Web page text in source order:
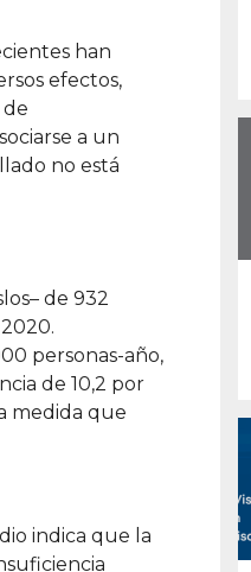
han
efectos,
a un
no está
de 932
personas-año,
de 10,2 por
medida que
indica que la